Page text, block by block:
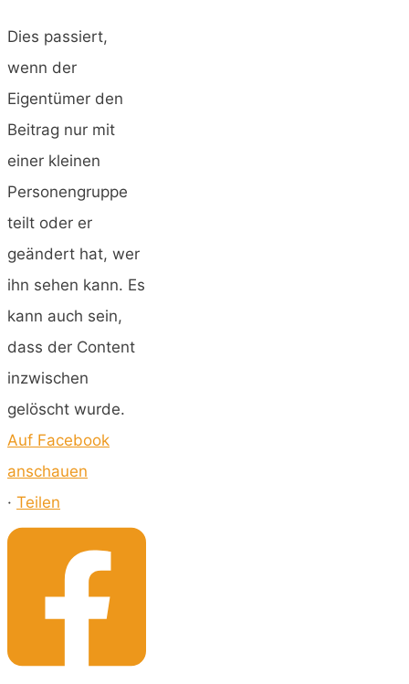
Dies passiert,
wenn der
Eigentümer den
Beitrag nur mit
einer kleinen
Personengruppe
teilt oder er
geändert hat, wer
ihn sehen kann. Es
kann auch sein,
dass der Content
inzwischen
gelöscht wurde.
Auf Facebook
anschauen
· Teilen